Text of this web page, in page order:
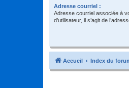
Adresse courriel :
Adresse courriel associée à
d’utilisateur, il s’agit de
Accueil Index du